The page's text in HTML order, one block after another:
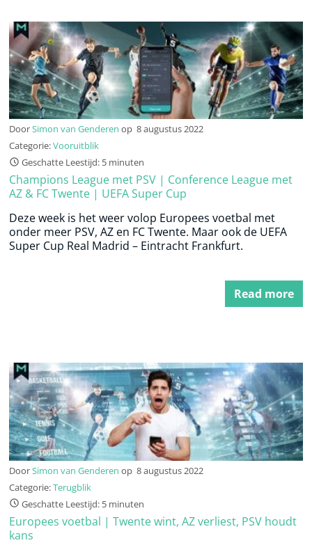
DoorSimon van Genderen op 8 augustus 2022
Categorie:Vooruitblik
Geschatte Leestijd: 5 minuten
Champions League met PSV | Conference League met
AZ & FC Twente | UEFA Super Cup
Deze week is het weer volop Europees voetbal met
onder meer PSV, AZ en FC Twente. Maar ook de UEFA
Super Cup Real Madrid – Eintracht Frankfurt.
Read more
DoorSimon van Genderen op 8 augustus 2022
Categorie:Terugblik
Geschatte Leestijd: 5 minuten
Europees voetbal | Twente wint, AZ verliest, PSV houdt
kans